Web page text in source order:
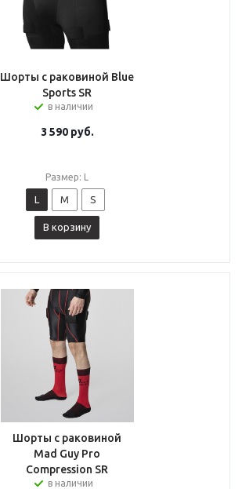
Шорты с раковиной Blue
Sports SR
в наличии
3 590руб.
Размер: L
L M S
В корзину
Шорты с раковиной
Mad Guy Pro
Compression SR
в наличии